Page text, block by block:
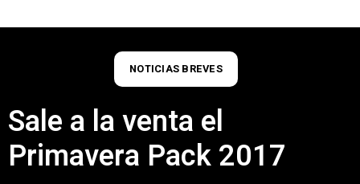
NOTICIAS BREVES
Sale a la venta el
Primavera Pack 2017